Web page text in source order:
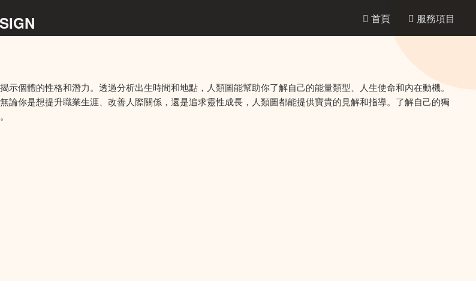
首頁 服務項目
個體的性格和潛力。透過分析出生時間和地點，人類圖能幫助你了解自己的能量類型、人生使命和內在動機。
你是想提升職業生涯、改善人際關係，還是追求靈性成長，人類圖都能提供寶貴的見解和指導。了解自己的獨